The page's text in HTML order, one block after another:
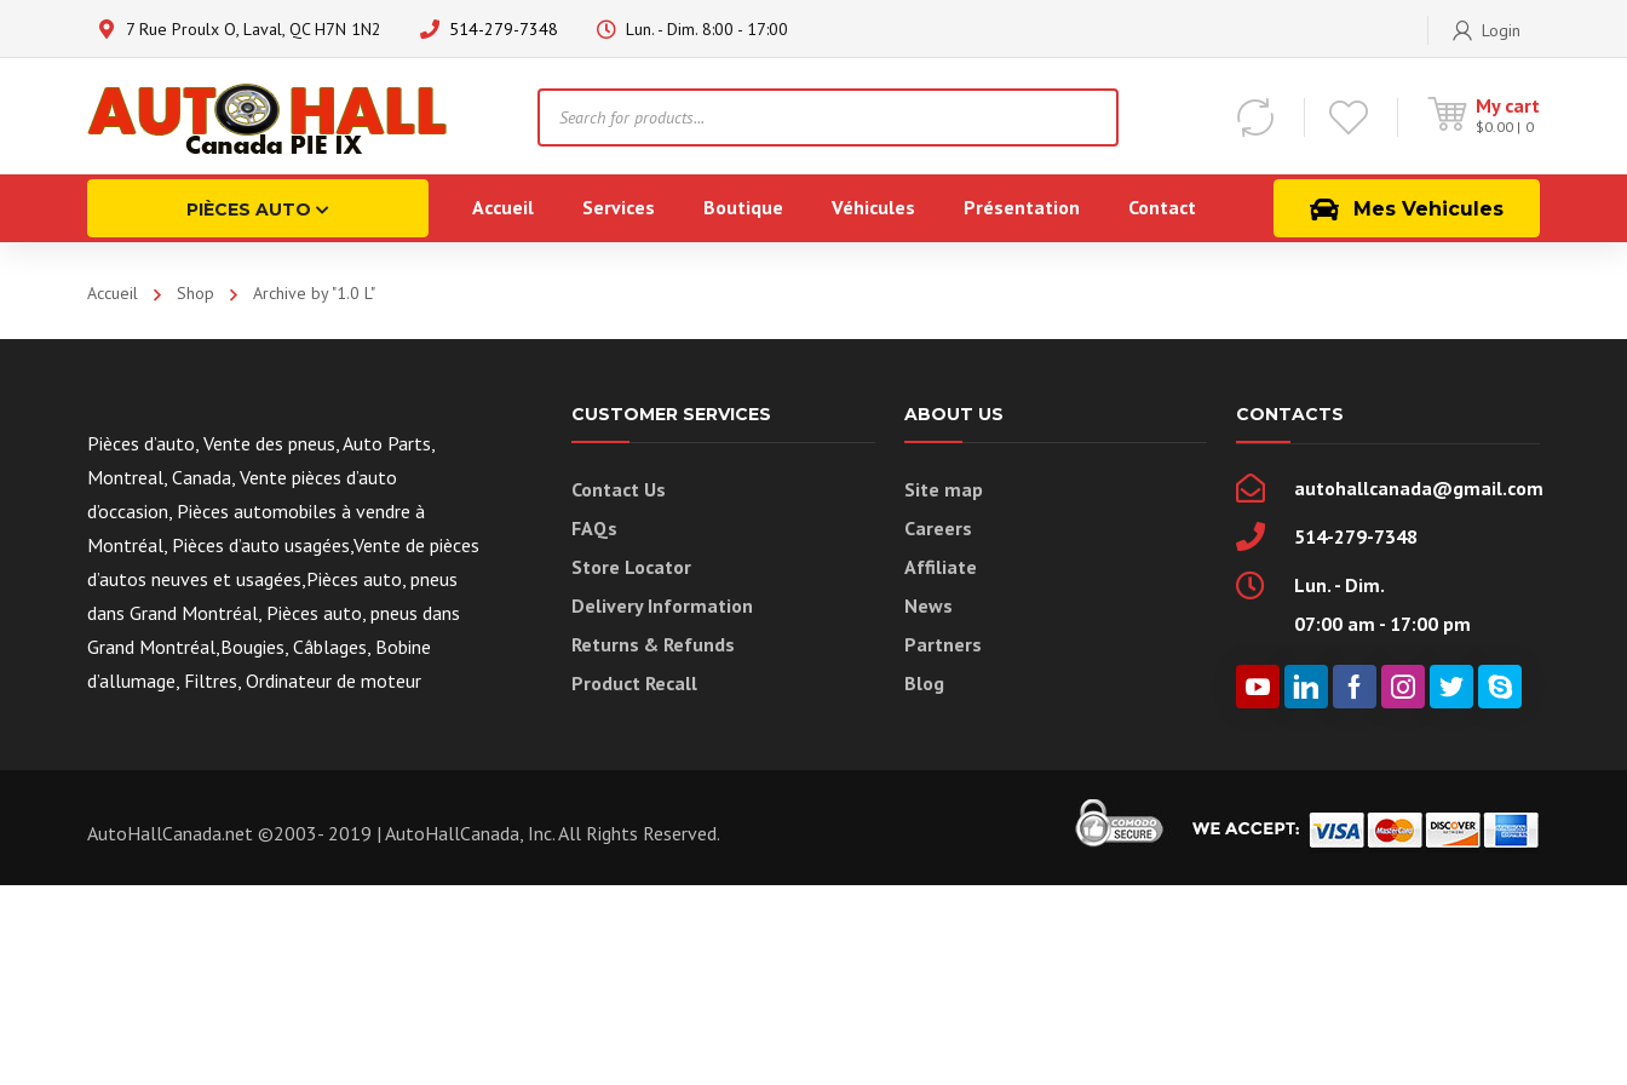
7 Rue Proulx O, Laval, QC H7N 1N2 514-279-7348 Lun. - Dim. 8:00 - 17:00 Login
My cart
$0.00 0
search
Mes Vehicules
PIÈCES AUTO Accueil Services Boutique Véhicules Présentation Contact
Accueil Shop Archive by "1.0 L"
Pièces d’auto, Vente des pneus, Auto Parts,
Montreal, Canada, Vente pièces d’auto
d’occasion, Pièces automobiles à vendre à
Montréal, Pièces d’auto usagées,Vente de pièces
d’autos neuves et usagées,Pièces auto, pneus
dans Grand Montréal, Pièces auto, pneus dans
Grand Montréal,Bougies, Câblages, Bobine
d’allumage, Filtres, Ordinateur de moteur
CUSTOMER SERVICES
Contact Us
FAQs
Store Locator
Delivery Information
Returns & Refunds
Product Recall
ABOUT US
Site map
Careers
Affiliate
News
Partners
Blog
CONTACTS
autohallcanada@gmail.com
514-279-7348
Lun. - Dim.
07:00 am - 17:00 pm
AutoHallCanada.net ©2003- 2019 | AutoHallCanada, Inc. All Rights Reserved.